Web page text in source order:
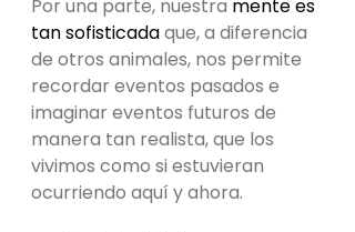
Por una parte, nuestra mente es
tan sofisticada que, a diferencia
de otros animales, nos permite
recordar eventos pasados e
imaginar eventos futuros de
manera tan realista, que los
vivimos como si estuvieran
ocurriendo aquí y ahora.